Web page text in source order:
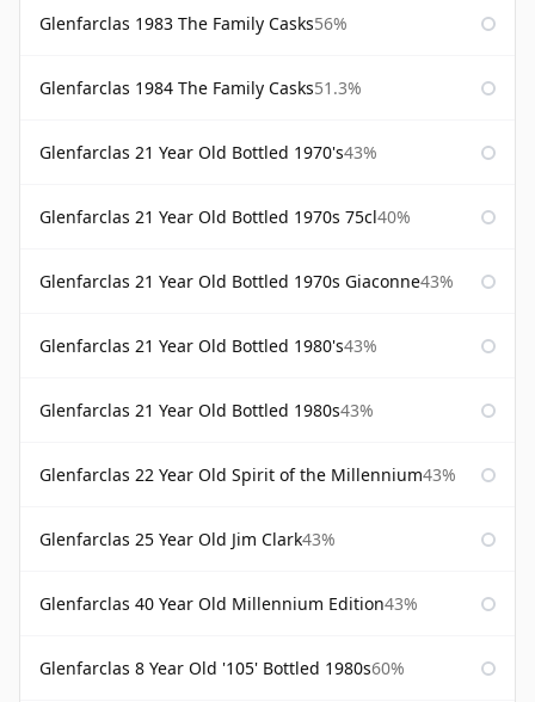
Glenfarclas 1983 The Family Casks56%
Glenfarclas 1984 The Family Casks51.3%
Glenfarclas 21 Year Old Bottled 1970's43%
Glenfarclas 21 Year Old Bottled 1970s 75cl40%
Glenfarclas 21 Year Old Bottled 1970s Giaconne43%
Glenfarclas 21 Year Old Bottled 1980's43%
Glenfarclas 21 Year Old Bottled 1980s43%
Glenfarclas 22 Year Old Spirit of the Millennium43%
Glenfarclas 25 Year Old Jim Clark43%
Glenfarclas 40 Year Old Millennium Edition43%
Glenfarclas 8 Year Old '105' Bottled 1980s60%